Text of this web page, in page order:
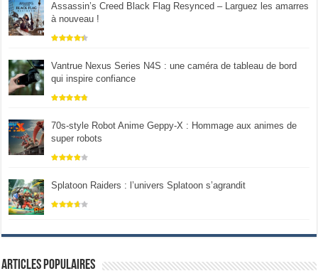
Assassin’s Creed Black Flag Resynced – Larguez les amarres
à nouveau !
Vantrue Nexus Series N4S : une caméra de tableau de bord
qui inspire confiance
70s-style Robot Anime Geppy-X : Hommage aux animes de
super robots
Splatoon Raiders : l’univers Splatoon s’agrandit
Articles populaires